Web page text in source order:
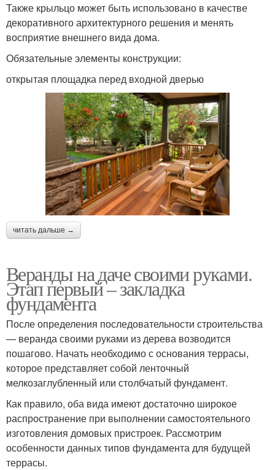
Также крыльцо может быть использовано в качестве
декоративного архитектурного решения и менять
восприятие внешнего вида дома.
Обязательные элементы конструкции:
открытая площадка перед входной дверью
читать дальше →
Веранды на даче своими руками.
Этап первый – закладка
фундамента
После определения последовательности строительства
— веранда своими руками из дерева возводится
пошагово. Начать необходимо с основания террасы,
которое представляет собой ленточный
мелкозаглубленный или столбчатый фундамент.
Как правило, оба вида имеют достаточно широкое
распространение при выполнении самостоятельного
изготовления домовых пристроек. Рассмотрим
особенности данных типов фундамента для будущей
террасы.